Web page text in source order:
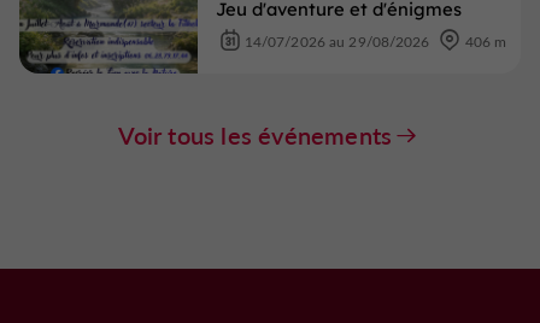
Jeu d'aventure et d'énigmes
14/07/2026 au 29/08/2026 406 m
Voir tous les événements